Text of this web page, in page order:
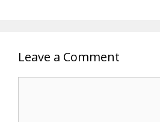
Leave a Comment